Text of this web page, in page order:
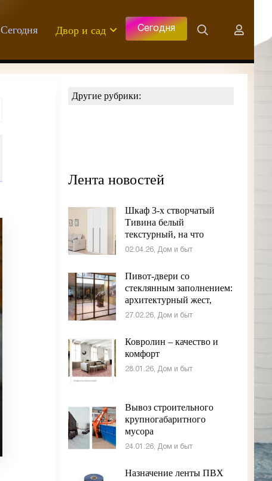
Сегодня Двор и сад Сегодня
Другие рубрики:
Лента новостей
Шкаф 3-х створчатый
Тивина белый
текстурный, на что
обратить внимание при
02.04.26, Дом и быт
Пивот-двери со
стеклянным заполнением:
архитектурный жест,
который формирует
27.02.26, Дом и быт
Ковролин – качество и
комфорт
28.01.26, Дом и быт
Вывоз строительного
крупногабаритного
мусора
24.01.26, Дом и быт
Назначение ленты ПВХ